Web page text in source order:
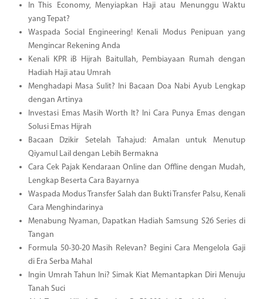
In This Economy, Menyiapkan Haji atau Menunggu Waktu
yang Tepat?
Waspada Social Engineering! Kenali Modus Penipuan yang
Mengincar Rekening Anda
Kenali KPR iB Hijrah Baitullah, Pembiayaan Rumah dengan
Hadiah Haji atau Umrah
Menghadapi Masa Sulit? Ini Bacaan Doa Nabi Ayub Lengkap
dengan Artinya
Investasi Emas Masih Worth It? Ini Cara Punya Emas dengan
Solusi Emas Hijrah
Bacaan Dzikir Setelah Tahajud: Amalan untuk Menutup
Qiyamul Lail dengan Lebih Bermakna
Cara Cek Pajak Kendaraan Online dan Offline dengan Mudah,
Lengkap Beserta Cara Bayarnya
Waspada Modus Transfer Salah dan Bukti Transfer Palsu, Kenali
Cara Menghindarinya
Menabung Nyaman, Dapatkan Hadiah Samsung S26 Series di
Tangan
Formula 50-30-20 Masih Relevan? Begini Cara Mengelola Gaji
di Era Serba Mahal
Ingin Umrah Tahun Ini? Simak Kiat Memantapkan Diri Menuju
Tanah Suci